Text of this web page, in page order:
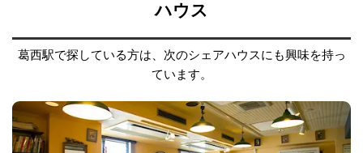
ハウス
葛西駅で探している方は、次のシェアハウスにも興味を持っ
ています。